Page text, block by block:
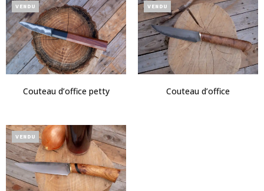
VENDU
Couteau d’office petty
VENDU
Couteau d’office
VENDU